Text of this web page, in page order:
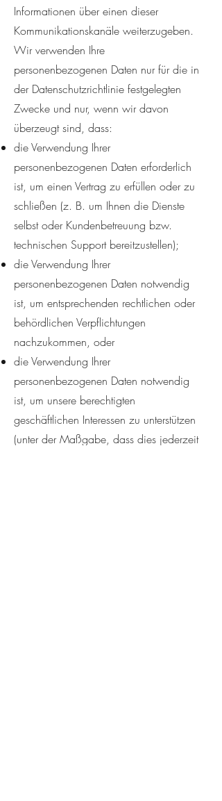
Informationen über einen dieser
Kommunikationskanäle weiterzugeben.
Wir verwenden Ihre
personenbezogenen Daten nur für die in
der Datenschutzrichtlinie festgelegten
Zwecke und nur, wenn wir davon
überzeugt sind, dass:
die Verwendung Ihrer
personenbezogenen Daten erforderlich
ist, um einen Vertrag zu erfüllen oder zu
schließen (z. B. um Ihnen die Dienste
selbst oder Kundenbetreuung bzw.
technischen Support bereitzustellen);
die Verwendung Ihrer
personenbezogenen Daten notwendig
ist, um entsprechenden rechtlichen oder
behördlichen Verpflichtungen
nachzukommen, oder
die Verwendung Ihrer
personenbezogenen Daten notwendig
ist, um unsere berechtigten
geschäftlichen Interessen zu unterstützen
(unter der Maßgabe, dass dies jederzeit